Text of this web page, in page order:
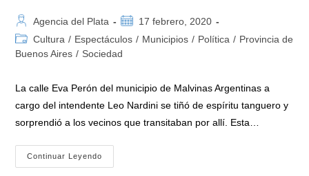
Autor
de
la
Agencia del Plata
Publicación
de
la
17 febrero, 2020
Categoría
de
Cultura / Espectáculos / Municipios / Política / Provincia de
Buenos Aires / Sociedad
La calle Eva Perón del municipio de Malvinas Argentinas a
cargo del intendente Leo Nardini se tiñó de espíritu tanguero y
sorprendió a los vecinos que transitaban por allí. Esta…
Continuar Leyendo
“Tarde-